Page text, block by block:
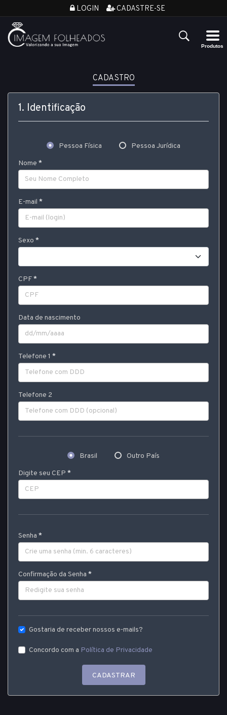
LOGIN CADASTRE-SE
CADASTRO
1. Identificação
Pessoa Física
Pessoa Jurídica
Nome
E-mail
Sexo
CPF
Data de nascimento
Telefone 1
Telefone 2
Brasil
Outro País
Digite seu CEP
Senha
Confirmação da Senha
Gostaria de receber nossos e-mails?
Concordo com a Política de Privacidade
CADASTRAR